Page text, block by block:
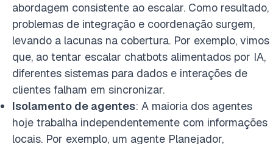
abordagem consistente ao escalar. Como resultado,
problemas de integração e coordenação surgem,
levando a lacunas na cobertura. Por exemplo, vimos
que, ao tentar escalar chatbots alimentados por IA,
diferentes sistemas para dados e interações de
clientes falham em sincronizar.
Isolamento de agentes: A maioria dos agentes
hoje trabalha independentemente com informações
locais. Por exemplo, um agente Planejador,